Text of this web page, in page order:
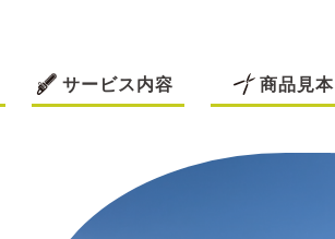
サービス内容 商品見本